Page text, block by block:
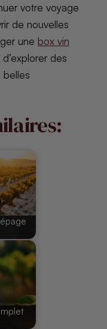
votre voyage
de nouvelles
une box vin
des
belles